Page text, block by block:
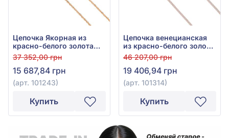
Цепочка Якорная из
красно-белого золота
585°, арт. 101243
37 352,00 грн
15 687,84 грн
(арт. 101243)
Купить
Цепочка венецианская
из красно-белого золота
585°, без вставки, арт.
101314
46 207,00 грн
19 406,94 грн
(арт. 101314)
Купить